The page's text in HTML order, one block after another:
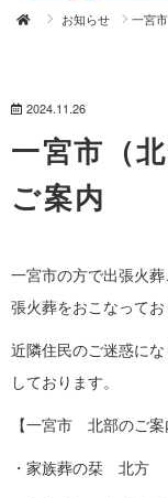
お知らせ 一宮
2024.11.26
一宮市（
ご案内
一宮市の方で出張火
張火葬をおこなってお
近隣住民のご迷惑に
しております。
【一宮市 北部のご案
・家族葬の栞 北方